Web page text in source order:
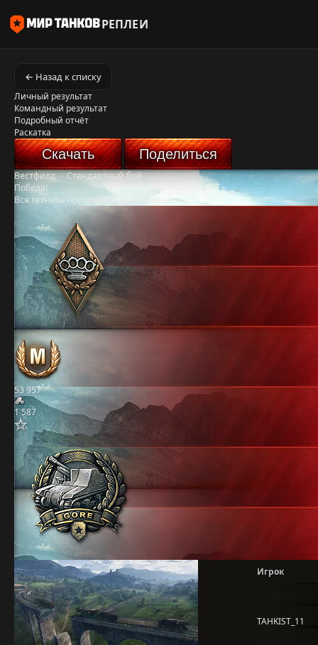
РЕПЛЕИ
← Назад к списку
Личный результат
Командный результат
Подробный отчёт
Раскатка
Скачать Поделиться
Вестфилд-Стандартный бой
Победа!
Вся техника противника уничтожена
53 957
1 587
Игрок
TAHKIST_11